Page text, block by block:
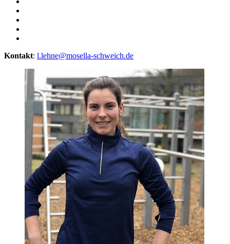
Kontakt: l.lehne@mosella-schweich.de